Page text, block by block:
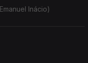
Inácio)